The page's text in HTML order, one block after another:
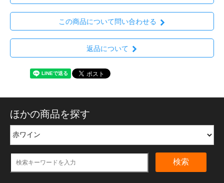
この商品について問い合わせる
返品について
ほかの商品を探す
検索